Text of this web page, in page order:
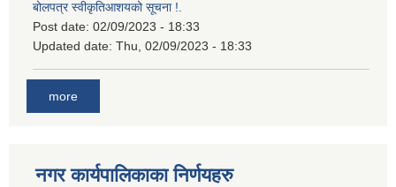
बोलपत्र स्वीकृतिआशयको सूचना !.
Post date: 02/09/2023 - 18:33
Updated date: Thu, 02/09/2023 - 18:33
more
नगर कार्यपालिकाका निर्णयहरु